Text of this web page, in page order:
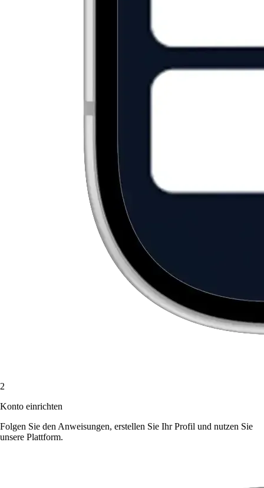
2
Konto einrichten
Folgen Sie den Anweisungen, erstellen Sie Ihr Profil und nutzen Sie
unsere Plattform.